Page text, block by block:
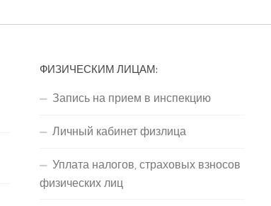
ФИЗИЧЕСКИМ ЛИЦАМ:
Запись на прием в инспекцию
Личный кабинет физлица
Уплата налогов, страховых взносов
физических лиц